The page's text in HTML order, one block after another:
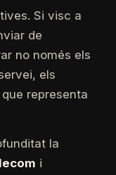
Si visc a
de
no només els
els
representa
la
i